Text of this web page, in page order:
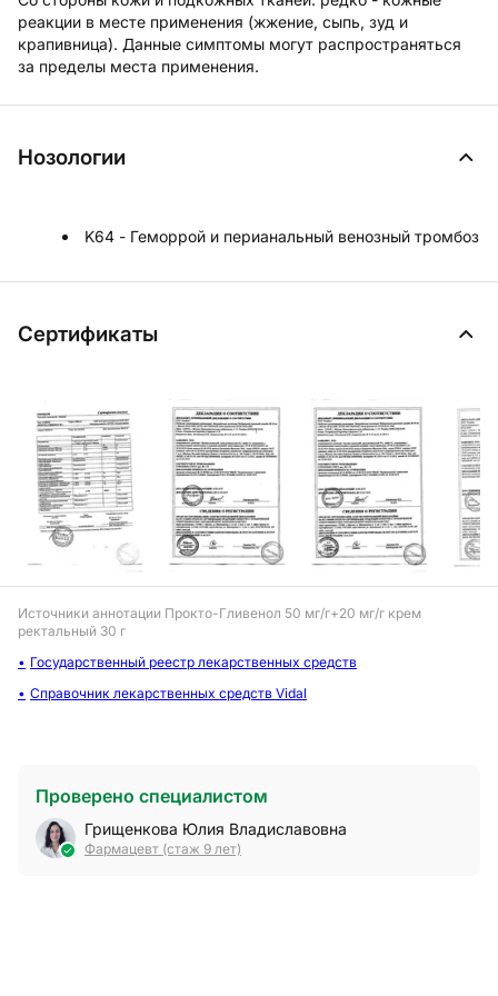
реакции в месте применения (жжение, сыпь, зуд и
крапивница). Данные симптомы могут распространяться
за пределы места применения.
Нозологии
K64 - Геморрой и перианальный венозный тромбоз
Сертификаты
Источники аннотации Прокто-Гливенол 50 мг/г+20 мг/г крем
ректальный 30 г
Государственный реестр лекарственных средств
Справочник лекарственных средств Vidal
Проверено специалистом
Грищенкова Юлия Владиславовна
Фармацевт (стаж 9 лет)